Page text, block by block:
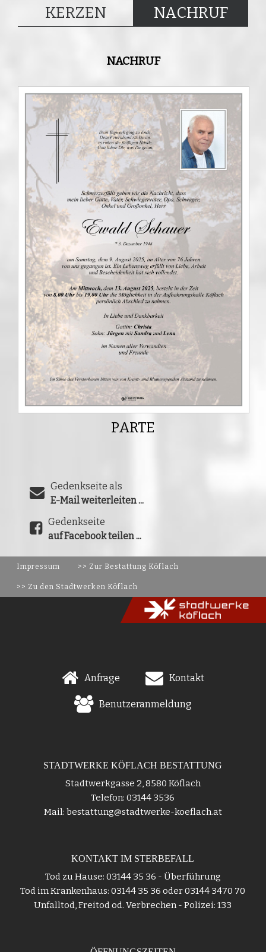
KERZEN NACHRUF
NACHRUF
PARTE
Gedenkseite als
E-Mail weiterleiten ...
Gedenkseite
auf Facebook teilen ...
Impressum >> Zur Bestattung Köflach
>> Zu den Stadtwerken Köflach
Anfrage Kontakt
Benutzeranmeldung
STADTWERKE KÖFLACH BESTATTUNG
Stadtwerkgasse 2, 8580 Köflach
Telefon: 03144 3536
Mail: bestattung@stadtwerke-koeflach.at
KONTAKT IM STERBEFALL
Tod zu Hause: 03144 35 36 - Überführung
Tod im Krankenhaus: 03144 35 36 oder 03144 3470 70
Unfalltod, Freitod od. Verbrechen - Polizei: 133